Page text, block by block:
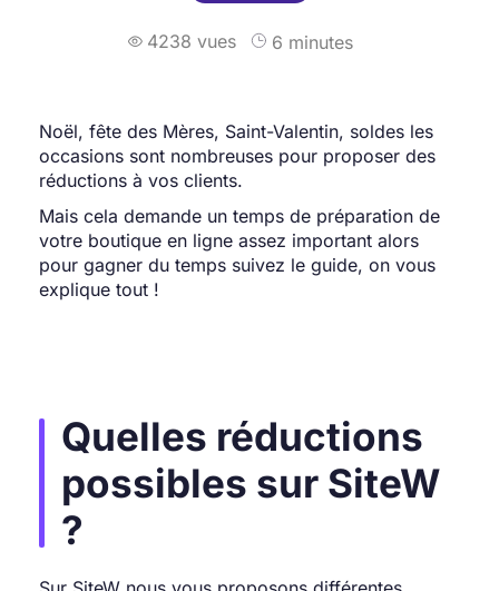
 4238 vues 6 minutes
Noël, fête des Mères, Saint-Valentin, soldes les
occasions sont nombreuses pour proposer des
réductions à vos clients.
Mais cela demande un temps de préparation de
votre boutique en ligne assez important alors
pour gagner du temps suivez le guide, on vous
explique tout !
Quelles réductions
possibles sur SiteW
?